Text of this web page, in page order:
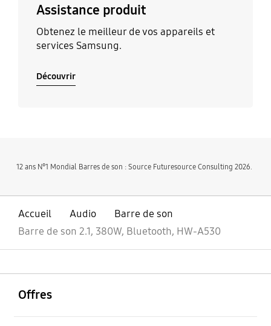
Assistance produit
Obtenez le meilleur de vos appareils et
services Samsung.
Découvrir
12 ans N°1 Mondial Barres de son : Source Futuresource Consulting 2026.
Accueil Audio
Barre de son
Barre de son 2.1, 380W, Bluetooth, HW-A530
Offres